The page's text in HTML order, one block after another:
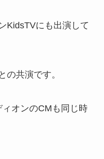
KidsTVにも出演して
の共演です。
オンのCMも同じ時